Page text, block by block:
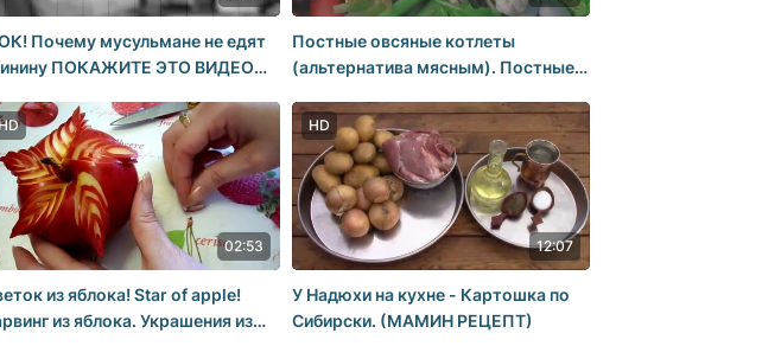
Почему мусульмане не едят
ПОКАЖИТЕ ЭТО ВИДЕО
Постные овсяные котлеты
(альтернатива мясным). Постные
Понятно о вкусном
02:53
из яблока! Star of apple!
из яблока. Украшения из
HD
12:07
У Надюхи на кухне - Картошка по
Сибирски. (МАМИН РЕЦЕПТ)